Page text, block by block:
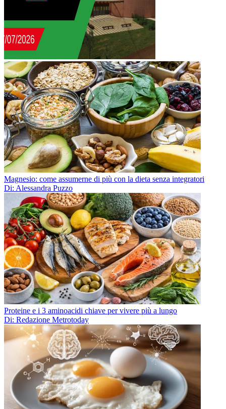
Magnesio: come assumerne di più con la dieta senza integratori
Di: Alessandra Puzzo
Proteine e i 3 aminoacidi chiave per vivere più a lungo
Di: Redazione Metrotoday